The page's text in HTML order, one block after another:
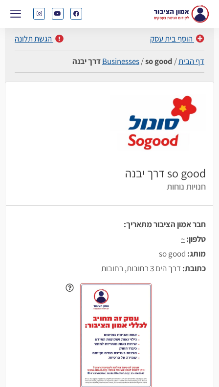
הוסף בית עסק הגשת תלונה
דף הבית/
Businesses/so good דרך יבנה
so good דרך יבנה
חנויות נוחות
חבר אמון הציבור מתאריך:
טלפון:~
מותג:
כתובת: דרך הים 3 רחובות, רחובות